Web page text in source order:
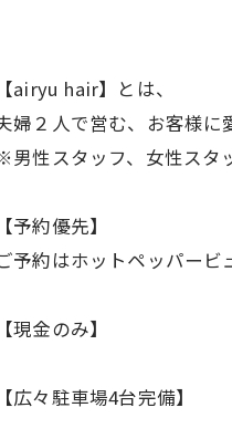
【airyu hair】とは、
婦２人で営む、お客様に
男性スタッフ、女性スタ
【予約優先】
予約はホットペッパービ
【現金のみ】
【広々駐車場4台完備】